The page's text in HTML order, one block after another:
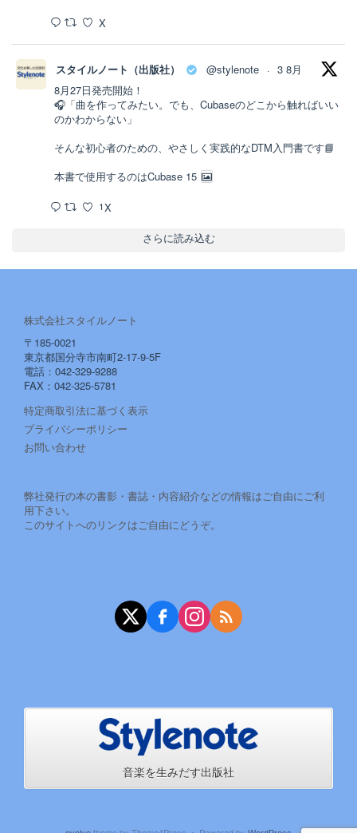
X
スタイルノート（出版社） @stylenote · 3 8月
8月27日発売開始！
🎧「曲を作ってみたい。でも、Cubaseのどこから触ればいい
のかわからない」
そんな初心者のための、やさしく実践的なDTM入門書です📘
本書で使用するのはCubase 15
1X
さらに読み込む
株式会社スタイルノート
〒185-0021
東京都国分寺市南町2-17-9-5F
電話：042-329-9288
FAX：042-325-5781
特定商取引法に基づく表示
プライバシーポリシー
お問い合わせ
弊社発行の本の書影・書誌・内容紹介などの情報はご自由にご利
用下さい。
このサイトへのリンクはご自由にどうぞ。
X（旧Twitter）
FacebookInstagram
RSS
音楽を生みだす出版社